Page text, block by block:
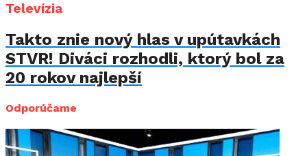
Televízia
Takto znie nový hlas v upútavkách
STVR! Diváci rozhodli, ktorý bol za
20 rokov najlepší
Odporúčame